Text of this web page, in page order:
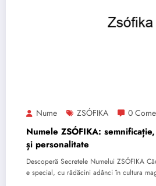
Nume ZSÓFIKA 0
Numele ZSÓFIKA:
și personalitate
Descoperă Secretele Numelui ZSÓFIKA
e special, cu rădăcini adânci în cultura